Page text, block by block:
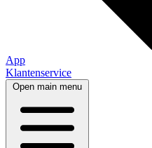
App
Klantenservice
Open main menu